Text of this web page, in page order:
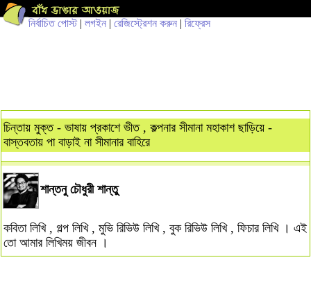
নির্বাচিত পোস্ট| লগইন | রেজিস্ট্রেশন করুন | রিফ্রেস
চিন্তায় মুক্ত - ভাষায় প্রকাশে ভীত , কল্পনার সীমানা মহাকাশ ছাড়িয়ে -
বাস্তবতায় পা বাড়াই না সীমানার বাহিরে
শান্তনু চৌধুরী শান্তু
কবিতা লিখি , গল্প লিখি , মুভি রিভিউ লিখি , বুক রিভিউ লিখি , ফিচার লিখি । এই
তো আমার লিখিময় জীবন ।